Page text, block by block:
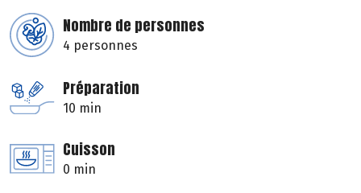
Nombre de personnes
4 personnes
Préparation
10 min
Cuisson
0 min